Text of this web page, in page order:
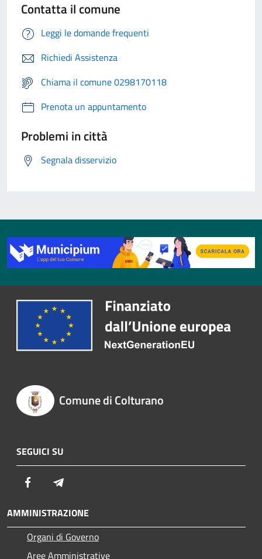
Contatta il comune
Leggi le domande frequenti
Richiedi Assistenza
Chiama il comune 0298170118
Prenota un appuntamento
Problemi in città
Segnala disservizio
Comune di Colturano
SEGUICI SU
Facebook
AMMINISTRAZIONE
Organi di Governo
Aree Amministrative